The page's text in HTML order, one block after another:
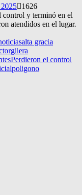
1626
control y terminó en el
atendidos en el lugar.
alta gracia
gilera
Perdieron el control
poligono